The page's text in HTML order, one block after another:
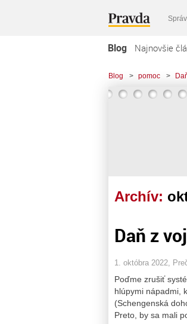
Blog Najnovšie
Blog > pomoc >
Archív:
Daň z
1. októbra 2022,
Poďme zrušiť
hlúpymi nápadmi,
(Schengenská
Preto, by sa mali